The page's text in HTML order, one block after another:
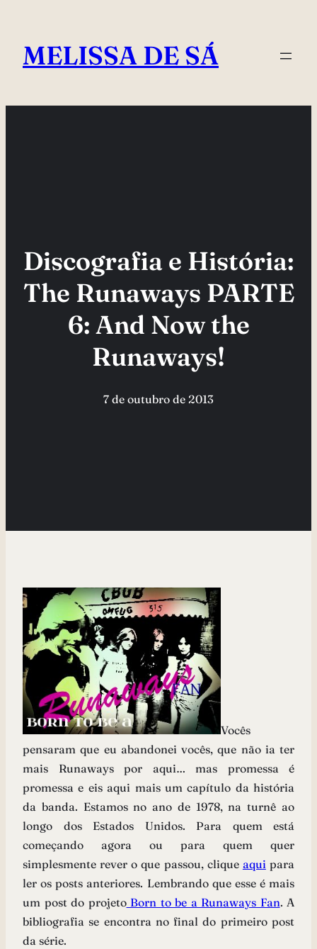
conteúdo
MELISSA DE SÁ
Discografia e História:
The Runaways PARTE
6: And Now the
Runaways!
7 de outubro de 2013
Vocês
pensaram que eu abandonei vocês, que não ia ter
mais Runaways por aqui… mas promessa é
promessa e eis aqui mais um capítulo da história
da banda. Estamos no ano de 1978, na turnê ao
longo dos Estados Unidos. Para quem está
começando agora ou para quem quer
simplesmente rever o que passou, clique aquipara
ler os posts anteriores. Lembrando que esse é mais
um post do projetoBorn to be a Runaways Fan. A
bibliografia se encontra no final do primeiro post
da série.